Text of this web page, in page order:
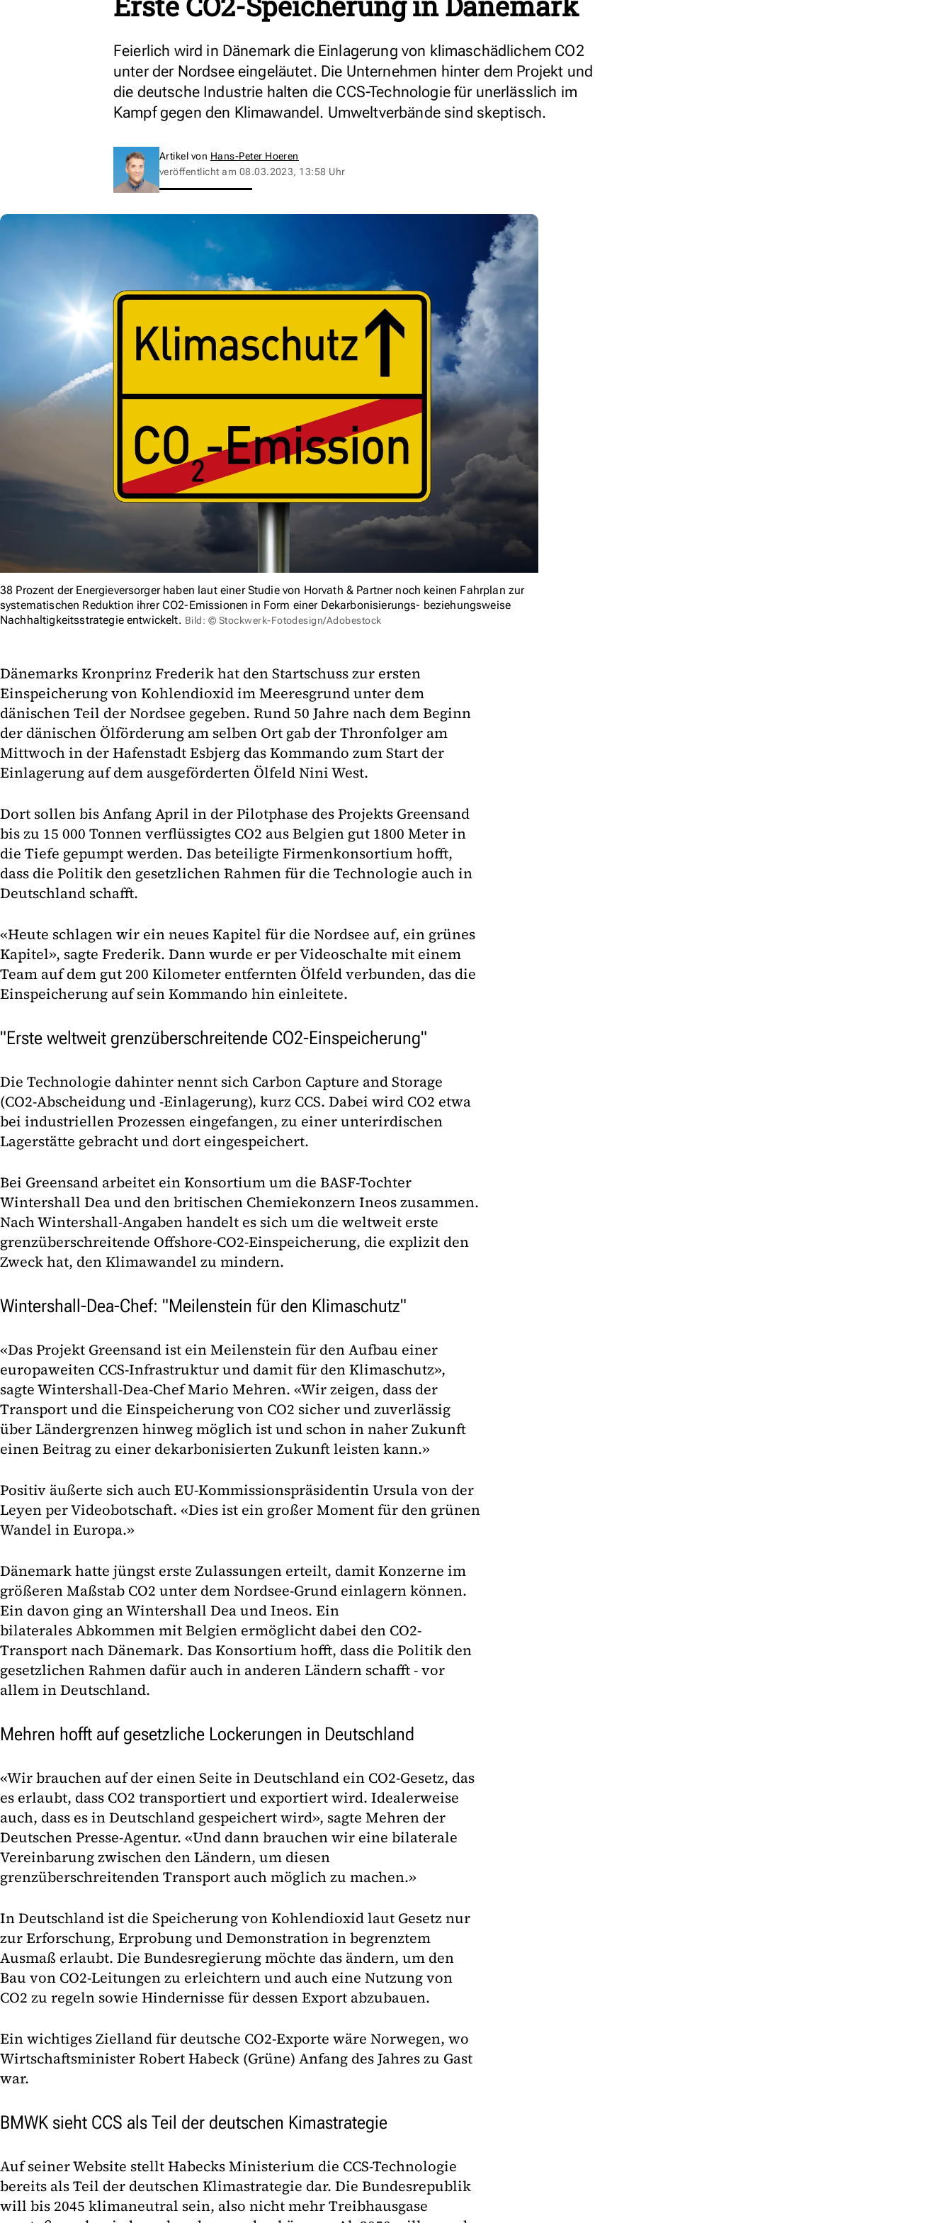
Feierlich wird in Dänemark die Einlagerung von klimaschädlichem CO2
unter der Nordsee eingeläutet. Die Unternehmen hinter dem Projekt und
die deutsche Industrie halten die CCS-Technologie für unerlässlich im
Kampf gegen den Klimawandel. Umweltverbände sind skeptisch.
Artikel von Hans-Peter Hoeren
veröffentlicht am 08.03.2023, 13:58 Uhr
38 Prozent der Energieversorger haben laut einer Studie von Horvath & Partner noch keinen Fahrplan zur
systematischen Reduktion ihrer CO2-Emissionen in Form einer Dekarbonisierungs- beziehungsweise
Nachhaltigkeitsstrategie entwickelt. Bild: © Stockwerk-Fotodesign/Adobestock
Dänemarks Kronprinz Frederik hat den Startschuss zur ersten
Einspeicherung von Kohlendioxid im Meeresgrund unter dem
dänischen Teil der Nordsee gegeben. Rund 50 Jahre nach dem Beginn
der dänischen Ölförderung am selben Ort gab der Thronfolger am
Mittwoch in der Hafenstadt Esbjerg das Kommando zum Start der
Einlagerung auf dem ausgeförderten Ölfeld Nini West.
Dort sollen bis Anfang April in der Pilotphase des Projekts Greensand
bis zu 15 000 Tonnen verflüssigtes CO2 aus Belgien gut 1800 Meter in
die Tiefe gepumpt werden. Das beteiligte Firmenkonsortium hofft,
dass die Politik den gesetzlichen Rahmen für die Technologie auch in
Deutschland schafft.
«Heute schlagen wir ein neues Kapitel für die Nordsee auf, ein grünes
Kapitel», sagte Frederik. Dann wurde er per Videoschalte mit einem
Team auf dem gut 200 Kilometer entfernten Ölfeld verbunden, das die
Einspeicherung auf sein Kommando hin einleitete.
"Erste weltweit grenzüberschreitende CO2-Einspeicherung"
Die Technologie dahinter nennt sich Carbon Capture and Storage
(CO2-Abscheidung und -Einlagerung), kurz CCS. Dabei wird CO2 etwa
bei industriellen Prozessen eingefangen, zu einer unterirdischen
Lagerstätte gebracht und dort eingespeichert.
Bei Greensand arbeitet ein Konsortium um die BASF-Tochter
Wintershall Dea und den britischen Chemiekonzern Ineos zusammen.
Nach Wintershall-Angaben handelt es sich um die weltweit erste
grenzüberschreitende Offshore-CO2-Einspeicherung, die explizit den
Zweck hat, den Klimawandel zu mindern.
Wintershall-Dea-Chef: "Meilenstein für den Klimaschutz"
«Das Projekt Greensand ist ein Meilenstein für den Aufbau einer
europaweiten CCS-Infrastruktur und damit für den Klimaschutz»,
sagte Wintershall-Dea-Chef Mario Mehren. «Wir zeigen, dass der
Transport und die Einspeicherung von CO2 sicher und zuverlässig
über Ländergrenzen hinweg möglich ist und schon in naher Zukunft
einen Beitrag zu einer dekarbonisierten Zukunft leisten kann.»
Positiv äußerte sich auch EU-Kommissionspräsidentin Ursula von der
Leyen per Videobotschaft. «Dies ist ein großer Moment für den grünen
Wandel in Europa.»
Dänemark hatte jüngst erste Zulassungen erteilt, damit Konzerne im
größeren Maßstab CO2 unter dem Nordsee-Grund einlagern können.
Ein davon ging an Wintershall Dea und Ineos. Ein
bilaterales Abkommen mit Belgien ermöglicht dabei den CO2-
Transport nach Dänemark. Das Konsortium hofft, dass die Politik den
gesetzlichen Rahmen dafür auch in anderen Ländern schafft - vor
allem in Deutschland.
Mehren hofft auf gesetzliche Lockerungen in Deutschland
«Wir brauchen auf der einen Seite in Deutschland ein CO2-Gesetz, das
es erlaubt, dass CO2 transportiert und exportiert wird. Idealerweise
auch, dass es in Deutschland gespeichert wird», sagte Mehren der
Deutschen Presse-Agentur. «Und dann brauchen wir eine bilaterale
Vereinbarung zwischen den Ländern, um diesen
grenzüberschreitenden Transport auch möglich zu machen.»
In Deutschland ist die Speicherung von Kohlendioxid laut Gesetz nur
zur Erforschung, Erprobung und Demonstration in begrenztem
Ausmaß erlaubt. Die Bundesregierung möchte das ändern, um den
Bau von CO2-Leitungen zu erleichtern und auch eine Nutzung von
CO2 zu regeln sowie Hindernisse für dessen Export abzubauen.
Ein wichtiges Zielland für deutsche CO2-Exporte wäre Norwegen, wo
Wirtschaftsminister Robert Habeck (Grüne) Anfang des Jahres zu Gast
war.
BMWK sieht CCS als Teil der deutschen Kimastrategie
Auf seiner Website stellt Habecks Ministerium die CCS-Technologie
bereits als Teil der deutschen Klimastrategie dar. Die Bundesrepublik
will bis 2045 klimaneutral sein, also nicht mehr Treibhausgase